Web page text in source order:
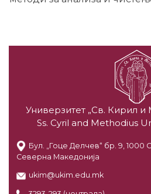
Универзитет „Св. Кирил и
Ss. Cyril and Methodius
Бул. „Гоце Делчев“ бр. 9, 1000
Северна Македонија
ukim@ukim.edu.mk